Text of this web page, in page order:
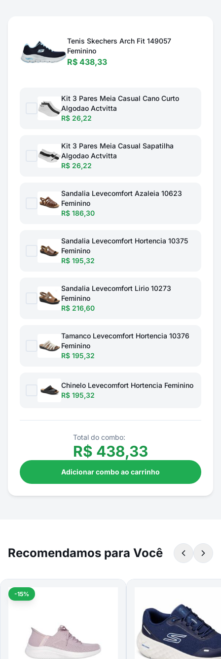
Tenis Skechers Arch Fit 149057
Feminino
R$ 438,33
Kit 3 Pares Meia Casual Cano Curto
Algodao Actvitta
R$ 26,22
Kit 3 Pares Meia Casual Sapatilha
Algodao Actvitta
R$ 26,22
Sandalia Levecomfort Azaleia 10623
Feminino
R$ 186,30
Sandalia Levecomfort Hortencia 10375
Feminino
R$ 195,32
Sandalia Levecomfort Lirio 10273
Feminino
R$ 216,60
Tamanco Levecomfort Hortencia 10376
Feminino
R$ 195,32
Chinelo Levecomfort Hortencia Feminino
R$ 195,32
Total do combo:
R$ 438,33
Adicionar combo ao carrinho
Recomendamos para Você
-15%